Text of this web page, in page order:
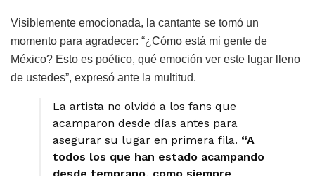
Visiblemente emocionada, la cantante se tomó un
momento para agradecer: “¿Cómo está mi gente de
México? Esto es poético, qué emoción ver este lugar lleno
de ustedes”, expresó ante la multitud.
La artista no olvidó a los fans que
acamparon desde días antes para
asegurar su lugar en primera fila. “A
todos los que han estado acampando
desde temprano, como siempre